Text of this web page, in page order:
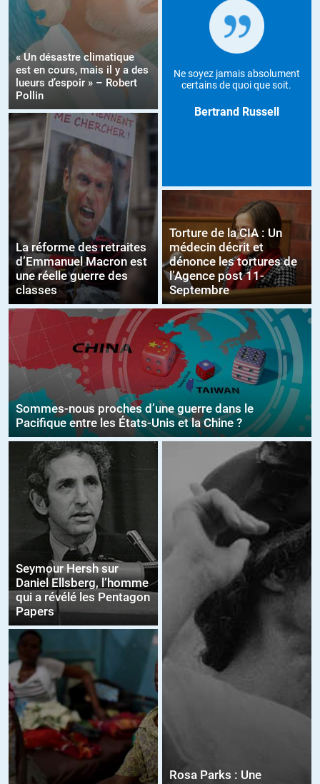
« Un désastre climatique
est en cours, mais il y a des
lueurs d’espoir » – Robert
Pollin
La réforme des retraites
d’Emmanuel Macron est
une réelle guerre des
classes
Ne soyez jamais absolument
certains de quoi que soit.
Bertrand Russell
Torture de la CIA : Un
médecin décrit et
dénonce les tortures de
l’Agence post 11-
Septembre
Sommes-nous proches d’une guerre dans le
Pacifique entre les États-Unis et la Chine ?
Seymour Hersh sur
Daniel Ellsberg, l’homme
qui a révélé les Pentagon
Papers
Rosa Parks : Une